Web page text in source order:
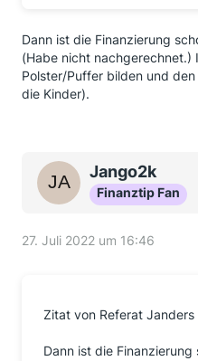
Kalenderjahr
Diese 228.000 sind für
ganz abzulösen.
31.07.2029. Restschuld ist
https://www.kfw.de/PDF/
Schwäbischhall
Kinder.
und das letzte laufen zu
Dann ist die Finanzierung
(Habe nicht nachgerechnet.)
Polster/Puffer bilden und
die Kinder).
Jango2k
Finanztip Fan
27. Juli 2022 um 16:46
Zitat von Referat Janders
Dann ist die